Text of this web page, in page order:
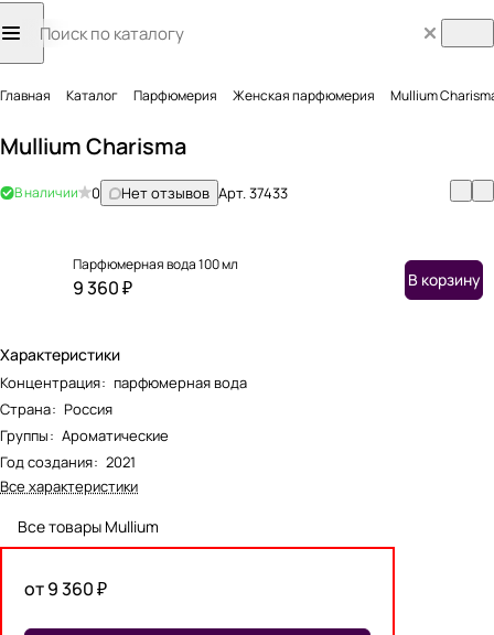
Главная Каталог Парфюмерия Женская парфюмерия Mullium
Mullium Charisma
В наличии 0 Нет отзывов Арт.37433
Парфюмерная вода 100 мл
9 360 ₽ В корзину
Характеристики
Концентрация: парфюмерная вода
Страна: Россия
Группы: Ароматические
Год создания: 2021
Все характеристики
Все товары Mullium
от 9 360 ₽